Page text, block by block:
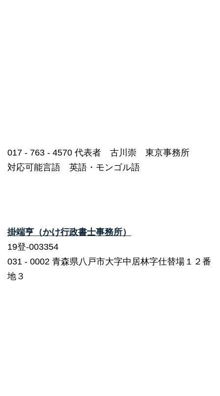
017 ‐ 763 ‐ 4570 代表者 古川崇 東京事務所
対応可能言語 英語・モンゴル語
掛端亨（かけ行政書士事務所）
19登-003354
031 ‐ 0002 青森県八戸市大字中居林字仕替場１２番
地３